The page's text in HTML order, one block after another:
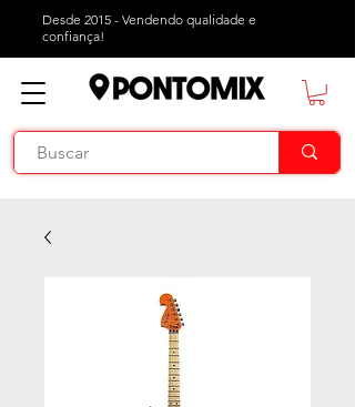
Desde 2015 - Vendendo qualidade e
confiança!